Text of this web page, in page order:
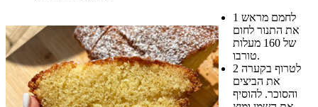
1
את התנור לחום
של 160 מעלות
טורבו.
2
את הביצים
והסוכר. להוסיף